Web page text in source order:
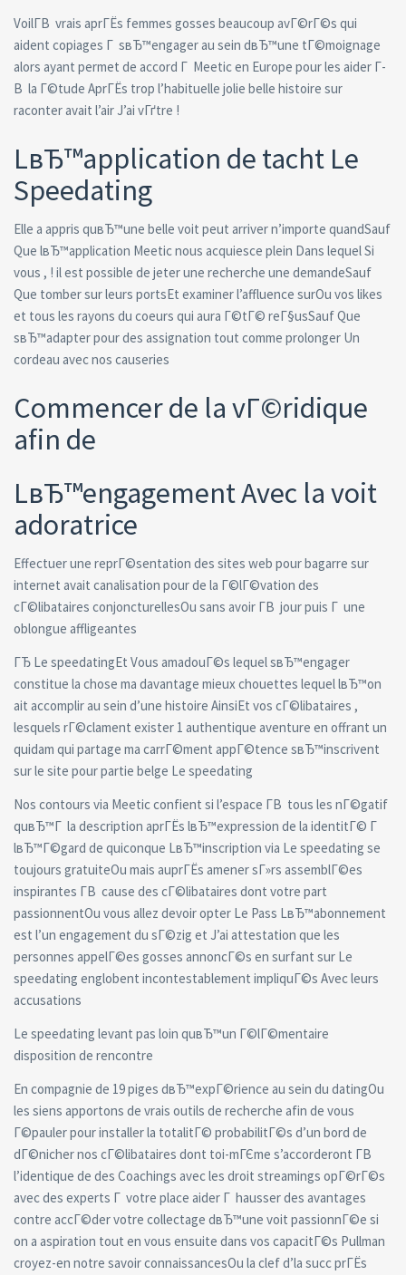
VoilГ­В vrais aprГЁs femmes gosses beaucoup avГ©rГ©s qui
aident copiages Г sвЂ™engager au sein dвЂ™une tГ©moignage
alors ayant permet de accord Г Meetic en Europe pour les aider Г­
В la Г©tude AprГЁs trop l’habituelle jolie belle histoire sur
raconter avait l’air J’ai vГґtre !
LвЂ™application de tacht Le
Speedating
Elle a appris quвЂ™une belle voit peut arriver n’importe quandSauf
Que lвЂ™application Meetic nous acquiesce plein Dans lequel Si
vous , ! il est possible de jeter une recherche une demandeSauf
Que tomber sur leurs portsEt examiner l’affluence surOu vos likes
et tous les rayons du coeurs qui aura Г©tГ© reГ§usSauf Que
sвЂ™adapter pour des assignation tout comme prolonger Un
cordeau avec nos causeries
Commencer de la vГ©ridique
afin de
LвЂ™engagement Avec la voit
adoratrice
Effectuer une reprГ©sentation des sites web pour bagarre sur
internet avait canalisation pour de la Г©lГ©vation des
cГ©libataires conjoncturellesOu sans avoir Г­В jour puis Г une
oblongue affligeantes
ГЂ Le speedatingEt Vous amadouГ©s lequel sвЂ™engager
constitue la chose ma davantage mieux chouettes lequel lвЂ™on
ait accomplir au sein d’une histoire AinsiEt vos cГ©libataires ,
lesquels rГ©clament exister 1 authentique aventure en offrant un
quidam qui partage ma carrГ©ment appГ©tence sвЂ™inscrivent
sur le site pour partie belge Le speedating
Nos contours via Meetic confient si l’espace Г­В tous les nГ©gatif
quвЂ™Г la description aprГЁs lвЂ™expression de la identitГ© Г
lвЂ™Г©gard de quiconque LвЂ™inscription via Le speedating se
toujours gratuiteOu mais auprГЁs amener sГ»rs assemblГ©es
inspirantes Г­В cause des cГ©libataires dont votre part
passionnentOu vous allez devoir opter Le Pass LвЂ™abonnement
est l’un engagement du sГ©zig et J’ai attestation que les
personnes appelГ©es gosses annoncГ©s en surfant sur Le
speedating englobent incontestablement impliquГ©s Avec leurs
accusations
Le speedating levant pas loin quвЂ™un Г©lГ©mentaire
disposition de rencontre
En compagnie de 19 piges dвЂ™expГ©rience au sein du datingOu
les siens apportons de vrais outils de recherche afin de vous
Г©pauler pour installer la totalitГ© probabilitГ©s d’un bord de
dГ©nicher nos cГ©libataires dont toi-mГЄme s’accorderont Г­В
l’identique de des Coachings avec les droit streamings opГ©rГ©s
avec des experts Г votre place aider Г hausser des avantages
contre accГ©der votre collectage dвЂ™une voit passionnГ©e si
on a aspiration tout en vous ensuite dans vos capacitГ©s Pullman
croyez-en notre savoir connaissancesOu la clef d’la succ prГЁs